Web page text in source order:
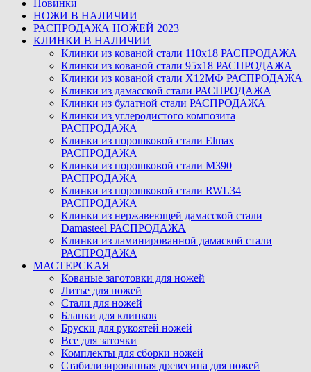
Новинки
НОЖИ В НАЛИЧИИ
РАСПРОДАЖА НОЖЕЙ 2023
КЛИНКИ В НАЛИЧИИ
Клинки из кованой стали 110х18 РАСПРОДАЖА
Клинки из кованой стали 95х18 РАСПРОДАЖА
Клинки из кованой стали Х12МФ РАСПРОДАЖА
Клинки из дамасской стали РАСПРОДАЖА
Клинки из булатной стали РАСПРОДАЖА
Клинки из углеродистого композита
РАСПРОДАЖА
Клинки из порошковой стали Elmax
РАСПРОДАЖА
Клинки из порошковой стали M390
РАСПРОДАЖА
Клинки из порошковой стали RWL34
РАСПРОДАЖА
Клинки из нержавеющей дамасской стали
Damasteel РАСПРОДАЖА
Клинки из ламинированной дамаской стали
РАСПРОДАЖА
МАСТЕРСКАЯ
Кованые заготовки для ножей
Литье для ножей
Стали для ножей
Бланки для клинков
Бруски для рукоятей ножей
Все для заточки
Комплекты для сборки ножей
Стабилизированная древесина для ножей